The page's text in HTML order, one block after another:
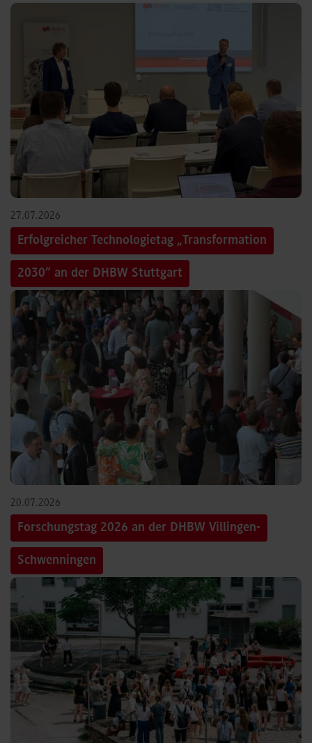
27.07.2026
Erfolgreicher Technologietag „Transformation
2030“ an der DHBW Stuttgart
20.07.2026
Forschungstag 2026 an der DHBW Villingen-
Schwenningen